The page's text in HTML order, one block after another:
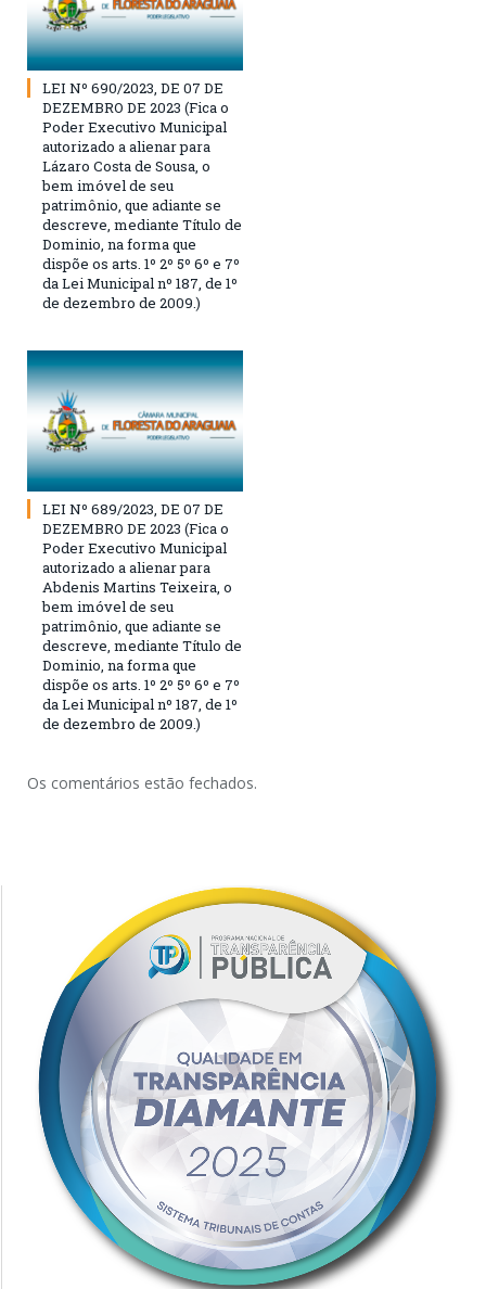
LEI Nº 690/2023, DE 07 DE
DEZEMBRO DE 2023 (Fica o
Poder Executivo Municipal
autorizado a alienar para
Lázaro Costa de Sousa, o
bem imóvel de seu
patrimônio, que adiante se
descreve, mediante Título de
Dominio, na forma que
dispõe os arts. 1º 2º 5º 6º e 7º
da Lei Municipal nº 187, de 1º
de dezembro de 2009.)
LEI Nº 689/2023, DE 07 DE
DEZEMBRO DE 2023 (Fica o
Poder Executivo Municipal
autorizado a alienar para
Abdenis Martins Teixeira, o
bem imóvel de seu
patrimônio, que adiante se
descreve, mediante Título de
Dominio, na forma que
dispõe os arts. 1º 2º 5º 6º e 7º
da Lei Municipal nº 187, de 1º
de dezembro de 2009.)
Os comentários estão fechados.